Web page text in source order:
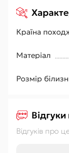
Країна
Матеріал
Розмір
Відгуків про